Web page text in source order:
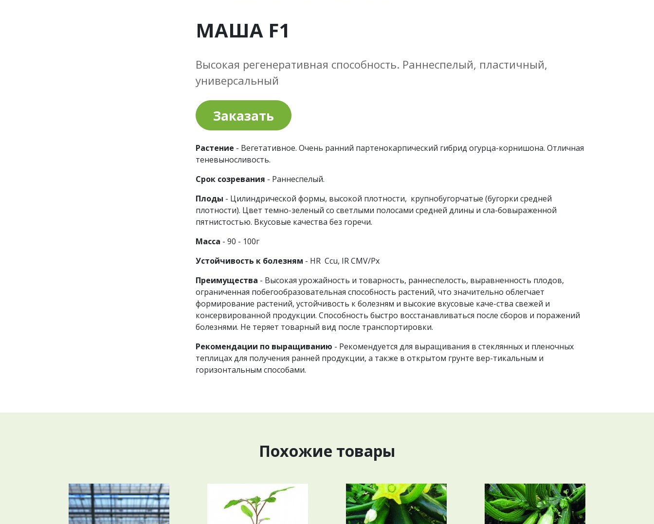
МАША F1
Высокая регенеративная способность. Раннеспелый, пластичный,
универсальный
Заказать
Растение - Вегетативное. Очень ранний партенокарпический гибрид огурца-корнишона. Отличная
теневыносливость.
Срок созревания - Раннеспелый.
Плоды - Цилиндрической формы, высокой плотности, крупнобугорчатые (бугорки средней
плотности). Цвет темно-зеленый со светлыми полосами средней длины и сла-бовыраженной
пятнистостью. Вкусовые качества без горечи.
Масса - 90 - 100г
Устойчивость к болезням - HR Ccu, IR CMV/Px
Преимущества - Высокая урожайность и товарность, раннеспелость, выравненность плодов,
ограниченная побегообразовательная способность растений, что значительно облегчает
формирование растений, устойчивость к болезням и высокие вкусовые каче-ства свежей и
консервированной продукции. Способность быстро восстанавливаться после сборов и поражений
болезнями. Не теряет товарный вид после транспортировки.
Рекомендации по выращиванию - Рекомендуется для выращивания в стеклянных и пленочных
теплицах для получения ранней продукции, а также в открытом грунте вер-тикальным и
горизонтальным способами.
Похожие товары